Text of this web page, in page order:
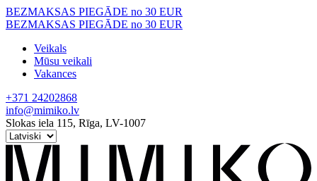
Skip
to
BEZMAKSAS PIEGĀDE no 30 EUR
BEZMAKSAS PIEGĀDE no 30 EUR
Veikals
Mūsu veikali
Vakances
+371 24202868
info@mimiko.lv
Slokas iela 115, Rīga, LV-1007